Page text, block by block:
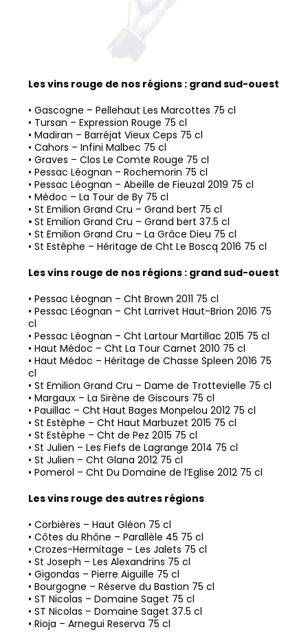
Les vins rouge de nos régions : grand sud-ouest
• Gascogne – Pellehaut Les Marcottes 75 cl
• Tursan – Expression Rouge 75 cl
• Madiran – Barréjat Vieux Ceps 75 cl
• Cahors – Infini Malbec 75 cl
• Graves – Clos Le Comte Rouge 75 cl
• Pessac Léognan – Rochemorin 75 cl
• Pessac Léognan – Abeille de Fieuzal 2019 75 cl
• Médoc – La Tour de By 75 cl
• St Emilion Grand Cru – Grand bert 75 cl
• St Emilion Grand Cru – Grand bert 37.5 cl
• St Emilion Grand Cru – La Grâce Dieu 75 cl
• St Estèphe – Héritage de Cht Le Boscq 2016 75 cl
Les vins rouge de nos régions : grand sud-ouest
• Pessac Léognan – Cht Brown 2011 75 cl
• Pessac Léognan – Cht Larrivet Haut-Brion 2016 75
cl
• Pessac Léognan – Cht Lartour Martillac 2015 75 cl
• Haut Médoc – Cht La Tour Carnet 2010 75 cl
• Haut Médoc – Héritage de Chasse Spleen 2016 75
cl
• St Emilion Grand Cru – Dame de Trottevielle 75 cl
• Margaux – La Sirène de Giscours 75 cl
• Pauillac – Cht Haut Bages Monpelou 2012 75 cl
• St Estèphe – Cht Haut Marbuzet 2015 75 cl
• St Estèphe – Cht de Pez 2015 75 cl
• St Julien – Les Fiefs de Lagrange 2014 75 cl
• St Julien – Cht Glana 2012 75 cl
• Pomerol – Cht Du Domaine de l’Eglise 2012 75 cl
Les vins rouge des autres régions
• Corbières – Haut Gléon 75 cl
• Côtes du Rhône – Parallèle 45 75 cl
• Crozes-Hermitage – Les Jalets 75 cl
• St Joseph – Les Alexandrins 75 cl
• Gigondas – Pierre Aiguille 75 cl
• Bourgogne – Réserve du Bastion 75 cl
• ST Nicolas – Domaine Saget 75 cl
• ST Nicolas – Domaine Saget 37.5 cl
• Rioja – Arnegui Reserva 75 cl